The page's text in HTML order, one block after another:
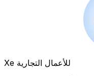
Xe للأعمال التجارية